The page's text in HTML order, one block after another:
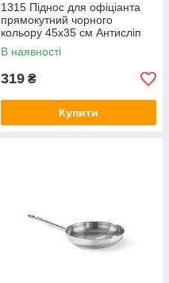
1315 Піднос для офіціанта
прямокутний чорного
кольору 45х35 см Антисліп
(шт), Арт.68421
В наявності
319 ₴
Купити